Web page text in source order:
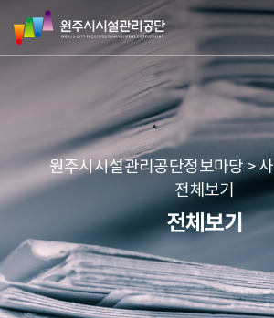
네
본문 바로가기
메뉴 바로가기
원
주
시
리
공
단
원주시시설관리공단정보마당 >
전체보기
전체보기